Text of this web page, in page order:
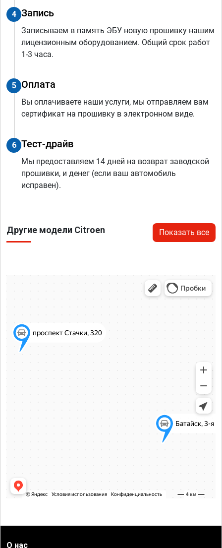
4 Запись
Записываем в память ЭБУ новую прошивку нашим
лицензионным оборудованием. Общий срок работ
1-3 часа.
5 Оплата
Вы оплачиваете наши услуги, мы отправляем вам
сертификат на прошивку в электронном виде.
6 Тест-драйв
Мы предоставляем 14 дней на возврат заводской
прошивки, и денег (если ваш автомобиль
исправен).
Другие модели Citroen Показать все
О нас